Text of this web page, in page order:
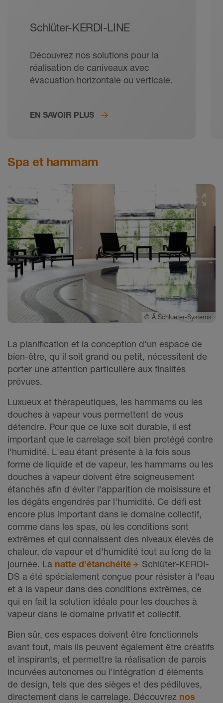
Schlüter-KERDI-LINE
Découvrez nos solutions pour la
réalisation de caniveaux avec
évacuation horizontale ou verticale.
EN SAVOIR PLUS
Spa et hammam
© Â Schlueter-Systems
La planification et la conception d'un espace de
bien-être, qu'il soit grand ou petit, nécessitent de
porter une attention particulière aux finalités
prévues.
Luxueux et thérapeutiques, les hammams ou les
douches à vapeur vous permettent de vous
détendre. Pour que ce luxe soit durable, il est
important que le carrelage soit bien protégé contre
l'humidité. L'eau étant présente à la fois sous
forme de liquide et de vapeur, les hammams ou les
douches à vapeur doivent être soigneusement
étanchés afin d'éviter l'apparition de moisissure et
les dégâts engendrés par l'humidité. Ce défi est
encore plus important dans le domaine collectif,
comme dans les spas, où les conditions sont
extrêmes et qui connaissent des niveaux élevés de
chaleur, de vapeur et d'humidité tout au long de la
journée. La natte d’étanchéité
Schlüter-KERDI-
DS a été spécialement conçue pour résister à l'eau
et à la vapeur dans des conditions extrêmes, ce
qui en fait la solution idéale pour les douches à
vapeur dans le domaine privatif et collectif.
Bien sûr, ces espaces doivent être fonctionnels
avant tout, mais ils peuvent également être créatifs
et inspirants, et permettre la réalisation de parois
incurvées autonomes ou l'intégration d'éléments
de design, tels que des sièges et des pédiluves,
directement dans le carrelage. Découvrez nos